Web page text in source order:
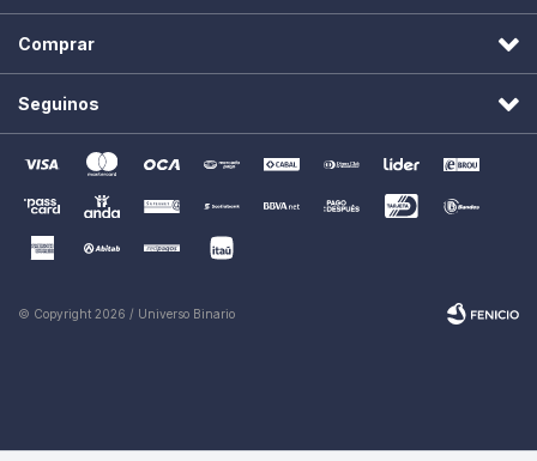
Comprar
Seguinos
© Copyright 2026 / Universo Binario